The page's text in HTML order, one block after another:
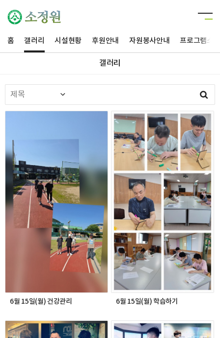
홈 갤러리 시설현황 후원안내 자원봉사안내 프로그램소개
갤러리
6월 15일(월) 건강관리 6월 15일(월) 학습하기